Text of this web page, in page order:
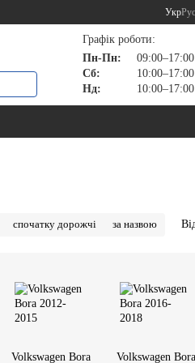
УкрРус
Графік роботи:
Пн-Пн:
09:00–17:00
Сб:
10:00–17:00
Нд:
10:00–17:00
спочатку дорожчі за назвою
Volkswagen Bora
Volkswagen Bora